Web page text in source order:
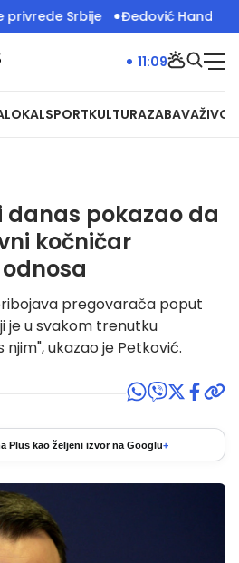
Srbije Đedović Handanović:
LOKALSPORTKULTURAZABAVAŽIVOT
11:09
danas pokazao da
kočničar
pregovarača poput
je u svakom trenutku
ukazao je Petković.
Plus kao željeni izvor na Googlu+